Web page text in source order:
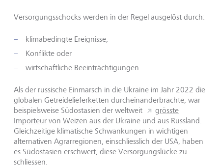
Versorgungsschocks werden in der Regel ausgelöst durch:
klimabedingte Ereignisse,
Konflikte oder
wirtschaftliche Beeinträchtigungen.
Als der russische Einmarsch in die Ukraine im Jahr 2022 die
globalen Getreidelieferketten durcheinanderbrachte, war
beispielsweise Südostasien der weltweit
grösste
Importeur von Weizen aus der Ukraine und aus Russland.
Gleichzeitige klimatische Schwankungen in wichtigen
alternativen Agrarregionen, einschliesslich der USA, haben
es Südostasien erschwert, diese Versorgungslücke zu
schliessen.